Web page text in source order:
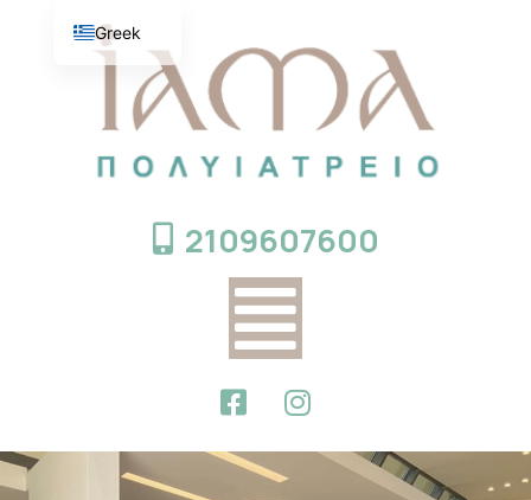
2109607600
Greek
English